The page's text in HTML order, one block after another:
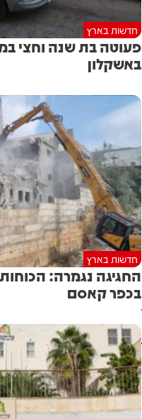
חדשות בארץ
פעוטה בת שנה וחצי
באשקלון
חדשות בארץ
החגיגה נגמרה:
בכפר קאסם